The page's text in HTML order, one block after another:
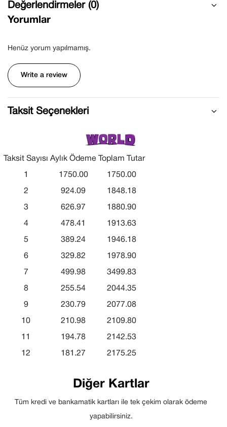
Değerlendirmeler (0)
Yorumlar
Henüz yorum yapılmamış.
Write a review
Taksit Seçenekleri
Taksit Sayısı Aylık Ödeme Toplam Tutar
1 1750.00 1750.00
2 924.09 1848.18
3 626.97 1880.90
4 478.41 1913.63
5 389.24 1946.18
6 329.82 1978.90
7 499.98 3499.83
8 255.54 2044.35
9 230.79 2077.08
10 210.98 2109.80
11 194.78 2142.53
12 181.27 2175.25
Diğer Kartlar
Tüm kredi ve bankamatik kartları ile tek çekim olarak ödeme
yapabilirsiniz.